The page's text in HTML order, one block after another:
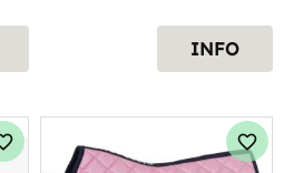
INFO
Lägg till i favoriter